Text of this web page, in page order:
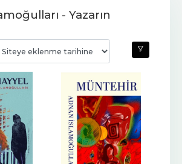
- Yazarın